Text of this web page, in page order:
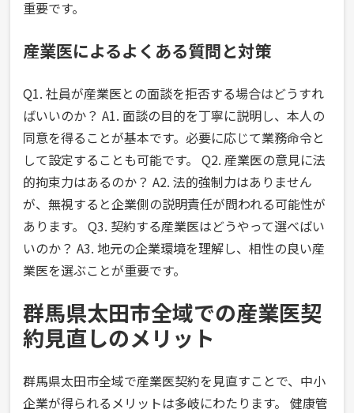
重要です。
産業医によるよくある質問と対策
Q1. 社員が産業医との面談を拒否する場合はどうすれ
ばいいのか？ A1. 面談の目的を丁寧に説明し、本人の
同意を得ることが基本です。必要に応じて業務命令と
して設定することも可能です。 Q2. 産業医の意見に法
的拘束力はあるのか？ A2. 法的強制力はありません
が、無視すると企業側の説明責任が問われる可能性が
あります。 Q3. 契約する産業医はどうやって選べばい
いのか？ A3. 地元の企業環境を理解し、相性の良い産
業医を選ぶことが重要です。
群馬県太田市全域での産業医契
約見直しのメリット
群馬県太田市全域で産業医契約を見直すことで、中小
企業が得られるメリットは多岐にわたります。 健康管